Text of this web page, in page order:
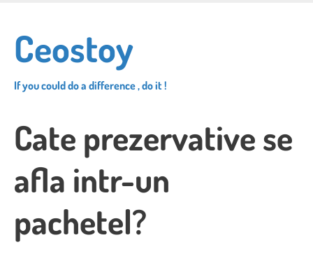
main
content
Ceostoy
If you could do a difference , do it !
Cate prezervative se
afla intr-un
pachetel?